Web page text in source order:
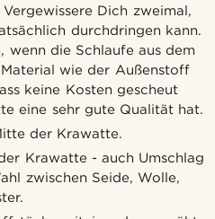
Dich zweimal,
durchdringen kann.
wenn die Schlaufe aus dem
wie der Außenstoff
keine Kosten gescheut
eine sehr gute Qualität hat.
der Krawatte.
Krawatte - auch Umschlag
zwischen Seide, Wolle,